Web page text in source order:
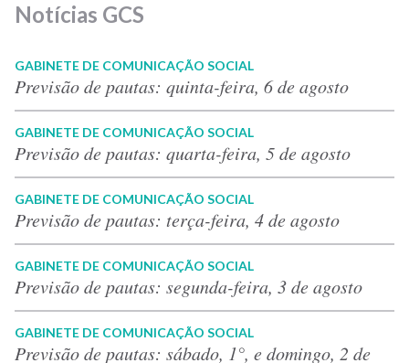
Notícias GCS
GABINETE DE COMUNICAÇÃO SOCIAL
Previsão de pautas: quinta-feira, 6 de agosto
GABINETE DE COMUNICAÇÃO SOCIAL
Previsão de pautas: quarta-feira, 5 de agosto
GABINETE DE COMUNICAÇÃO SOCIAL
Previsão de pautas: terça-feira, 4 de agosto
GABINETE DE COMUNICAÇÃO SOCIAL
Previsão de pautas: segunda-feira, 3 de agosto
GABINETE DE COMUNICAÇÃO SOCIAL
Previsão de pautas: sábado, 1°, e domingo, 2 de